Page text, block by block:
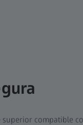
superior compatible